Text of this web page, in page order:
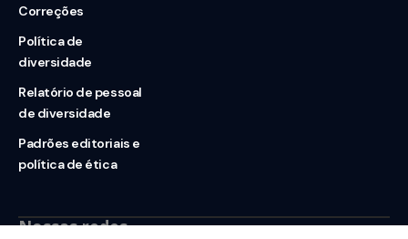
Correções
Política de
diversidade
Relatório de pessoal
de diversidade
Padrões editoriais e
política de ética
Nossas redes